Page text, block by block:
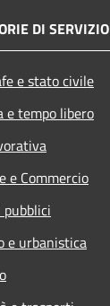
DI SERVIZIO
e stato civile
e tempo libero
e Commercio
e urbanistica